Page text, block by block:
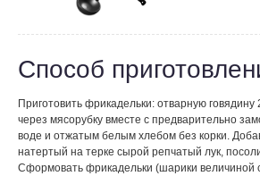
Способ
Приготовить фрикадельки: отварную говядину
через мясорубку вместе с предварительно
воде и отжатым белым хлебом без корки.
натертый на терке сырой репчатый лук,
Сформовать фрикадельки (шарики величиной